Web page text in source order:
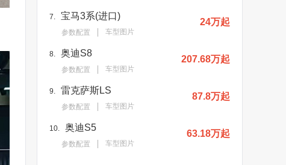
7. 宝马3系(进口)
参数配置 车型图片
24万起
8. 奥迪S8
参数配置 车型图片
207.68万起
9. 雷克萨斯LS
参数配置 车型图片
87.8万起
10. 奥迪S5
参数配置 车型图片
63.18万起